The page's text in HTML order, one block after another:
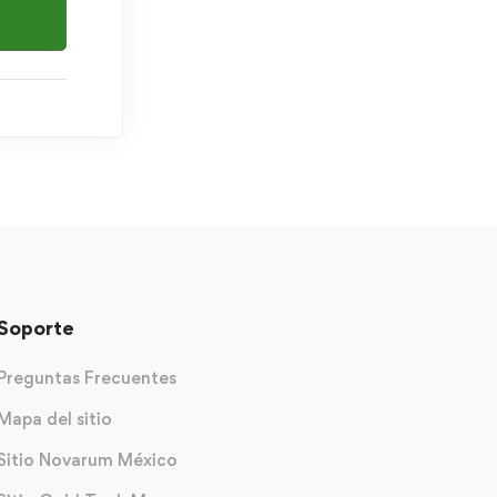
Frecuentes
del sitio
Novarum México